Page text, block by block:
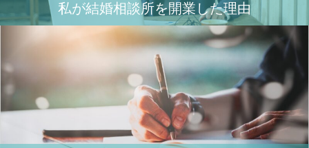
私が結婚相談所を開業した理由